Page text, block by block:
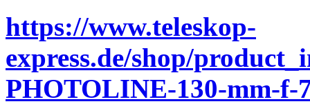
https://www.teleskop-
express.de/shop/
PHOTOLINE-130-mm-f-